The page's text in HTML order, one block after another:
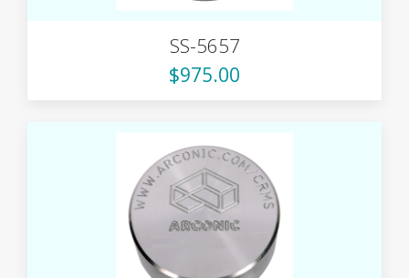
SS-5657
$975.00